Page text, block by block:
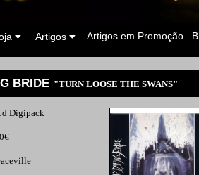
Artigos em Promoção
Artigos
BRIDE "TURN LOOSE THE SWANS"
Digipack